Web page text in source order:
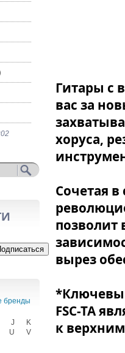
бренды
J
K
U
V
Гитары с
вас за
хоруса,
Сочетая в
позволит
вырез
FSC-TA
к